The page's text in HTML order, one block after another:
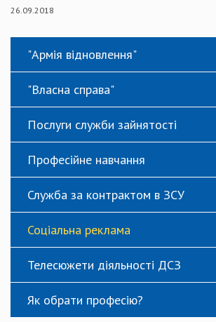
26.09.2018
"Армія відновлення"
"Власна справа"
Послуги служби зайнятості
Професійне навчання
Служба за контрактом в ЗСУ
Соціальна реклама
Телесюжети діяльності ДСЗ
Як обрати професію?